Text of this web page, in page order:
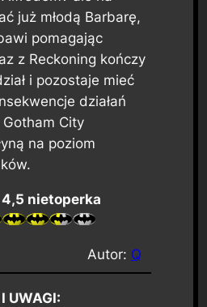
już młodą Barbarę,
pomagając
z Reckoning kończy
i pozostaje mieć
działań
Gotham City
na poziom
4,5 nietoperka
Autor: Q
UWAGI: